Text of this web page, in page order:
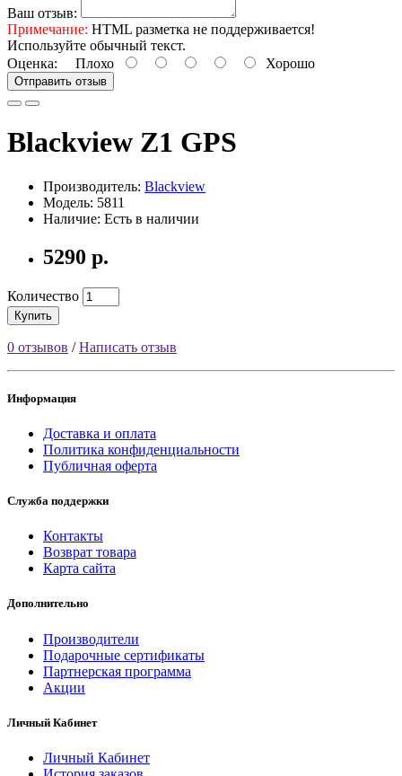
Ваш отзыв:
Примечание: HTML разметка не поддерживается!
Используйте обычный текст.
Оценка: Плохо Хорошо
Отправить отзыв
Blackview Z1 GPS
Производитель: Blackview
Модель: 5811
Наличие: Есть в наличии
5290 р.
Количество
Купить
0 отзывов /Написать отзыв
Информация
Доставка и оплата
Политика конфиденциальности
Публичная оферта
Служба поддержки
Контакты
Возврат товара
Карта сайта
Дополнительно
Производители
Подарочные сертификаты
Партнерская программа
Акции
Личный Кабинет
Личный Кабинет